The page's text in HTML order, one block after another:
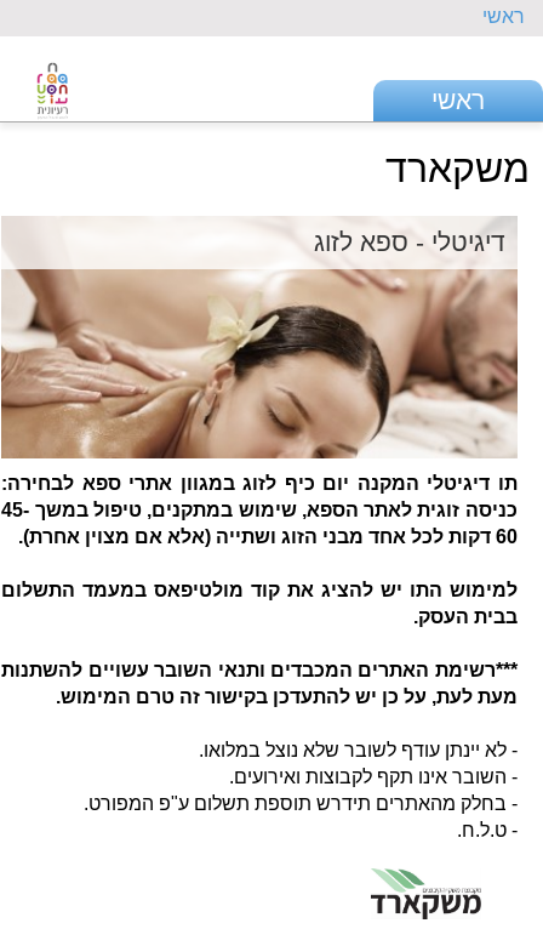
ראשי
ראשי
משקארד
דיגיטלי - ספא לזוג
תו דיגיטלי המקנה יום כיף לזוג במגוון אתרי ספא לבחירה:
כניסה זוגית לאתר הספא, שימוש במתקנים, טיפול במשך 45-
60 דקות לכל אחד מבני הזוג ושתייה (אלא אם מצוין אחרת).
למימוש התו יש להציג את קוד מולטיפאס במעמד התשלום
בבית העסק.
***רשימת האתרים המכבדים ותנאי השובר עשויים להשתנות
מעת לעת, על כן יש להתעדכן בקישור זה טרם המימוש.
- לא יינתן עודף לשובר שלא נוצל במלואו.
- השובר אינו תקף לקבוצות ואירועים.
- בחלק מהאתרים תידרש תוספת תשלום ע"פ המפורט.
- ט.ל.ח.